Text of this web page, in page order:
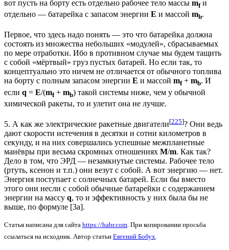
вот пусть на борту есть отдельно рабочее тело массы mfи
отдельно — батарейка с запасом энергии E и массой mb.
Первое, что здесь надо понять — это что батарейка должна
состоять из множества небольших «модулей», сбрасываемых
по мере отработки. Ибо в противном случае мы будем тащить
с собой «мёртвый» груз пустых батарей. Но если так, то
концептуально это ничем не отличается от обычного топлива
на борту с полным запасом энергии E и массой mf+ mb. И
если q = E/(mf+ mb) такой системы ниже, чем у обычной
химической ракеты, то и улетит она не лучше.
5. А как же электрические ракетные двигатели[225]? Они ведь
дают скорости истечения в десятки и сотни километров в
секунду, и на них совершались успешные межпланетные
манёвры при весьма скромных отношениях M/m. Как так?
Дело в том, что ЭРД — незамкнутые системы. Рабочее тело
(ртуть, ксенон и т.п.) они везут с собой. А вот энергию — нет.
Энергия поступает с солнечных батарей. Если бы вместо
этого они несли с собой обычные батарейки с содержанием
энергии на массу q, то и эффективность у них была бы не
выше, по формуле [3a].
Статья написана для сайта https://habr.com. При копировании просьба
ссылаться на исходник. Автор статьи Евгений Бобух